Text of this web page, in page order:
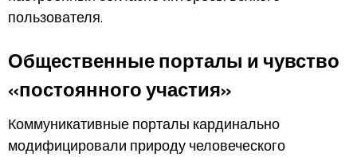
пользователя.
Общественные порталы и чувство
«постоянного участия»
Коммуникативные порталы кардинально
модифицировали природу человеческого